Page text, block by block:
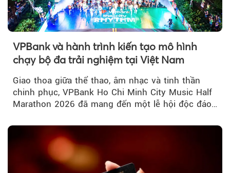
VPBank và hành trình kiến tạo mô hình
chạy bộ đa trải nghiệm tại Việt Nam
Giao thoa giữa thể thao, âm nhạc và tinh thần
chinh phục, VPBank Ho Chi Minh City Music Half
Marathon 2026 đã mang đến một lễ hội độc đáo